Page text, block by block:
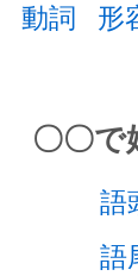
動詞 形
〇〇で
語
語